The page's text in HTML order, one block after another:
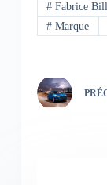
#Fabrice
#Marque